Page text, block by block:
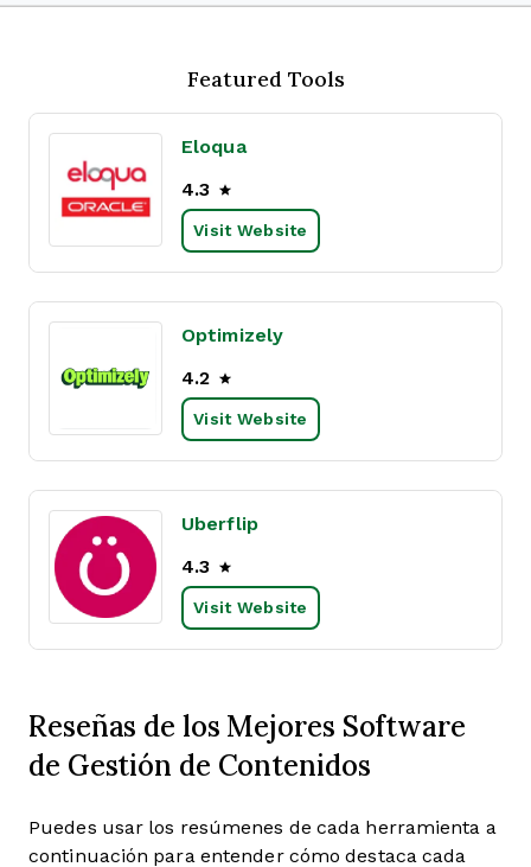
Featured Tools
Eloqua
4.3
Visit Website
Optimizely
4.2
Visit Website
Uberflip
4.3
Visit Website
Reseñas de los Mejores Software
de Gestión de Contenidos
Puedes usar los resúmenes de cada herramienta a
continuación para entender cómo destaca cada